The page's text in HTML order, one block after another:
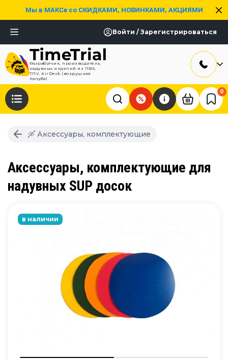
Мы в МАКСе со СКИДКАМИ, НОВИНКАМИ, АКЦИЯМИ
Войти / Зарегистрироваться
Разработчик, производитель
надувных изделий из ПВХ,
ТПУ, AirDeck (воздушная
палуба)
0
🛶 Аксессуары, комплектующие
Аксессуары, комплектующие для
надувных SUP досок
в наличии